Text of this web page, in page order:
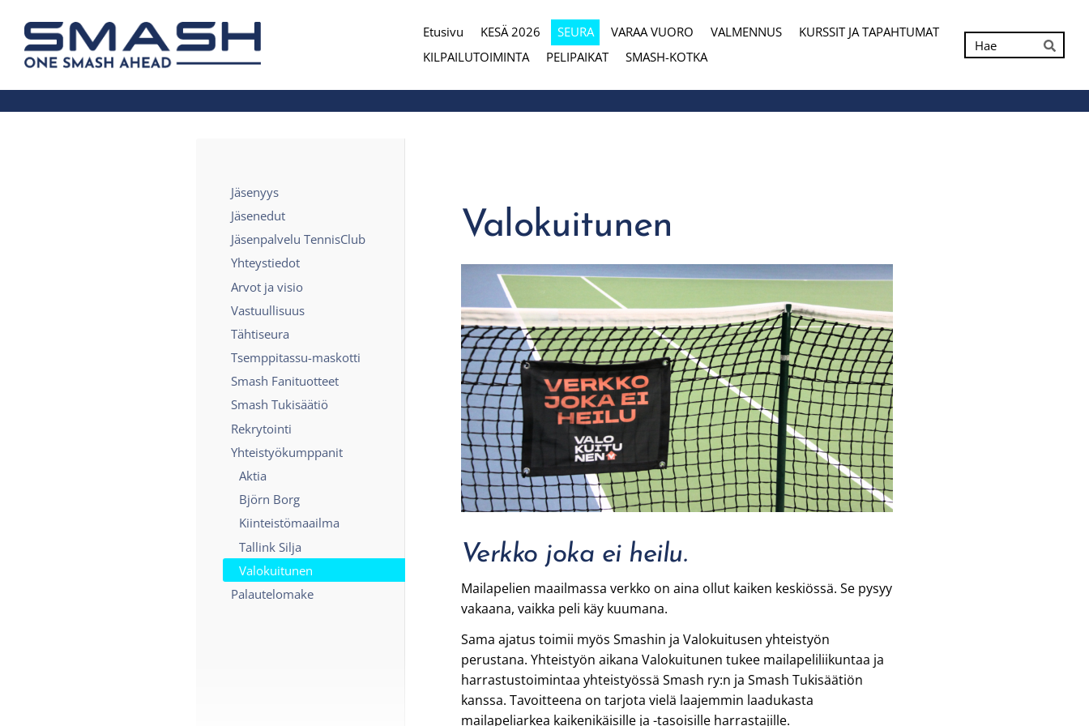
Siirry
sivun
sisältöön
Smash ry - Suomen suurin mailapeliseura
Etusivu KESÄ 2026 SEURA VARAA VUORO VALMENNUS
KURSSIT JA TAPAHTUMAT
KILPAILUTOIMINTA
PELIPAIKAT SMASH-KOTKA Hae
Jäsenyys
Jäsenedut
Jäsenpalvelu TennisClub
Yhteystiedot
Arvot ja visio
Vastuullisuus
Tähtiseura
Tsemppitassu-maskotti
Smash Fanituotteet
Smash Tukisäätiö
Rekrytointi
Yhteistyökumppanit
Aktia
Björn Borg
Kiinteistömaailma
Tallink Silja
Valokuitunen
Palautelomake
Valokuitunen
Verkko joka ei heilu.
Mailapelien maailmassa verkko on aina ollut kaiken keskiössä. Se pysyy
vakaana, vaikka peli käy kuumana.
Sama ajatus toimii myös Smashin ja Valokuitusen yhteistyön
perustana. Yhteistyön aikana Valokuitunen tukee mailapeliliikuntaa ja
harrastustoimintaa yhteistyössä Smash ry:n ja Smash Tukisäätiön
kanssa. Tavoitteena on tarjota vielä laajemmin laadukasta
mailapeliarkea kaikenikäisille ja -tasoisille harrastajille.